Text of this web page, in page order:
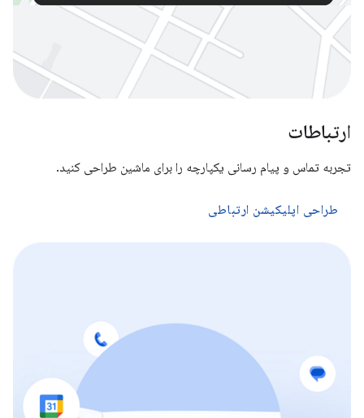
ارتباطات
تجربه تماس و پیام رسانی یکپارچه را برای ماشین طراحی کنید.
طراحی اپلیکیشن ارتباطی